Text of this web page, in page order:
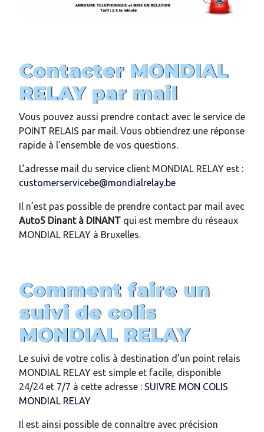
Contacter MONDIAL
RELAY par mail
Vous pouvez aussi prendre contact avec le service de
POINT RELAIS par mail. Vous obtiendrez une réponse
rapide à l’ensemble de vos questions.
L’adresse mail du service client MONDIAL RELAY est :
customerservicebe@mondialrelay.be
Il n’est pas possible de prendre contact par mail avec
Auto5 Dinant à DINANT qui est membre du réseaux
MONDIAL RELAY à Bruxelles.
Comment faire un
suivi de colis
MONDIAL RELAY
Le suivi de votre colis à destination d’un point relais
MONDIAL RELAY est simple et facile, disponible
24/24 et 7/7 à cette adresse : SUIVRE MON COLIS
MONDIAL RELAY
Il est ainsi possible de connaître avec précision